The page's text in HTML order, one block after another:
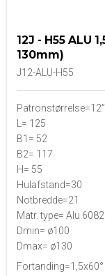
12J - H55 ALU
130mm)
J12-ALU-H55
Patronstørrelse=12”
L= 125
B1= 52
B2= 117
H= 55
Hulafstand=30
Notbredde=21
Matr. type= Alu 6082
Dmin= ø100
Dmax= ø130
Fortanding=1,5x60°